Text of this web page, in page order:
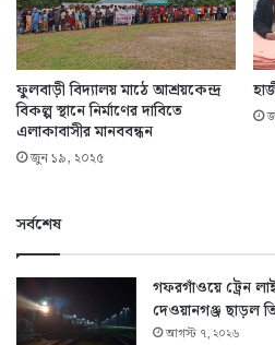
ফুলবাড়ী বিদ্যালয় মাঠে আশ্রয়কেন্দ্র
বিকল্প স্থানে নির্মাণের দাবিতে
এলাকাবাসীর মানববন্ধন
জুন ১৯, ২০২৫
সর্বশেষ
গফরগাঁওয়ে ট্রেন
দেওয়ানগঞ্জ ছাড়ল
আগস্ট ৭, ২০২৬